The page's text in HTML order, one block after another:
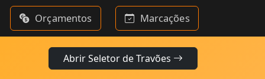
Orçamentos Marcações
Abrir Seletor de Travões